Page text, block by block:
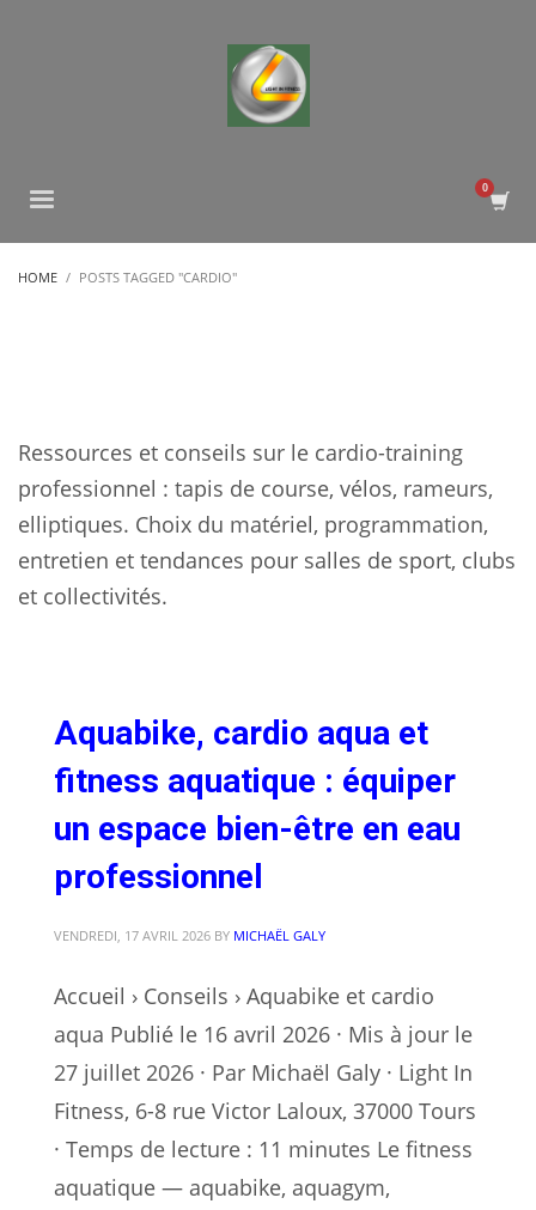
HOME POSTS TAGGED "CARDIO"
Ressources et conseils sur le cardio-training
professionnel : tapis de course, vélos, rameurs,
elliptiques. Choix du matériel, programmation,
entretien et tendances pour salles de sport, clubs
et collectivités.
Aquabike, cardio aqua et
fitness aquatique : équiper
un espace bien-être en eau
professionnel
VENDREDI, 17 AVRIL 2026 BY MICHAËL GALY
Accueil › Conseils › Aquabike et cardio
aqua Publié le 16 avril 2026 · Mis à jour le
27 juillet 2026 · Par Michaël Galy · Light In
Fitness, 6-8 rue Victor Laloux, 37000 Tours
· Temps de lecture : 11 minutes Le fitness
aquatique — aquabike, aquagym,